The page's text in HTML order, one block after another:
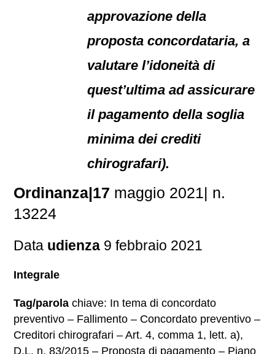
approvazione della
proposta concordataria, a
valutare l’idoneità di
quest’ultima ad assicurare
il pagamento della soglia
minima dei crediti
chirografari).
Ordinanza|17 maggio 2021| n.
13224
Data udienza 9 febbraio 2021
Integrale
Tag/parola chiave: In tema di concordato
preventivo – Fallimento – Concordato preventivo –
Creditori chirografari – Art. 4, comma 1, lett. a),
D.L. n. 83/2015 – Proposta di pagamento – Piano